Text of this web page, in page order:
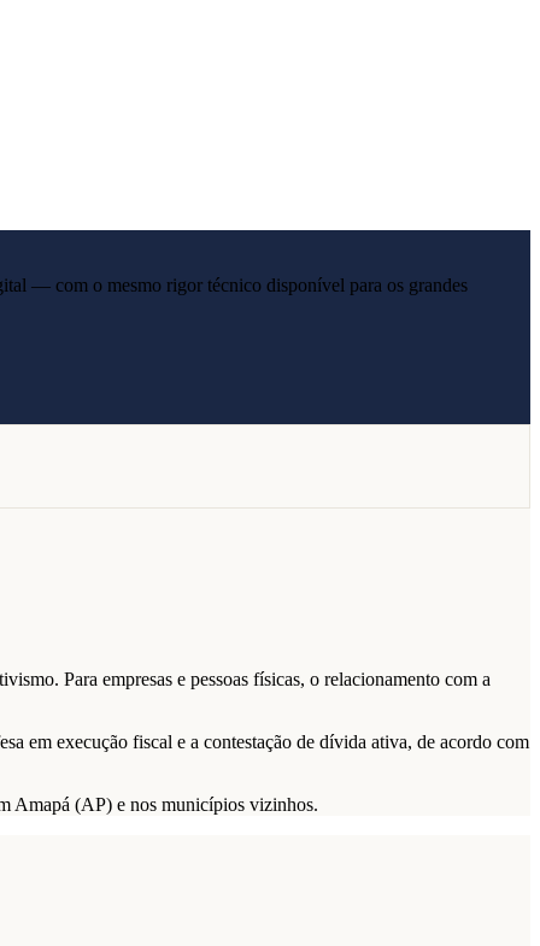
— com o mesmo rigor técnico disponível para os grandes
Para empresas e pessoas físicas, o relacionamento com a
em execução fiscal e a contestação de dívida ativa, de acordo com
Amapá (AP) e nos municípios vizinhos.